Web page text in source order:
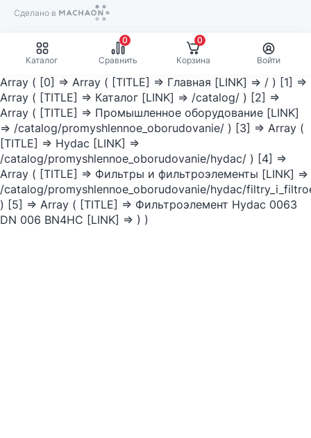
Сделано в
Machaon
Каталог
0
Сравнить
0
Корзина
Войти
Array ( [0] => Array ( [TITLE] => Главная [LINK] => / ) [1] =>
Array ( [TITLE] => Каталог [LINK] => /catalog/ ) [2] =>
Array ( [TITLE] => Промышленное оборудование [LINK]
=> /catalog/promyshlennoe_oborudovanie/ ) [3] => Array (
[TITLE] => Hydac [LINK] =>
/catalog/promyshlennoe_oborudovanie/hydac/ ) [4] =>
Array ( [TITLE] => Фильтры и фильтроэлементы [LINK] =>
/catalog/promyshlennoe_oborudovanie/hydac/
) [5] => Array ( [TITLE] => Фильтроэлемент Hydac 0063
DN 006 BN4HC [LINK] => ) )